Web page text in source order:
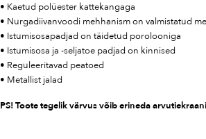
• Kaetud polüester kattekangaga
• Nurgadiivanvoodi mehhanism on valmistatud
• Istumisosapadjad on täidetud porolooniga
• Istumisosa ja -seljatoe padjad on kinnised
• Reguleeritavad peatoed
• Metallist jalad
PS! Toote tegelik värvus võib erineda